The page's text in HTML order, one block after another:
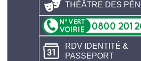
THÉÂTRE DES
RDV IDENTITÉ &
PASSEPORT